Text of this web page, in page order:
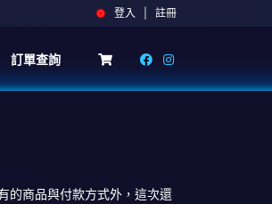
登入 | 註冊
訂單查詢
的商品與付款方式外，這次還